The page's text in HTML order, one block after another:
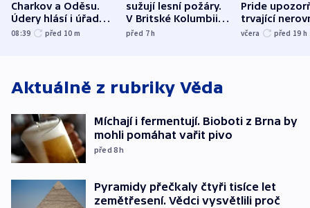
Charkov a Oděsu.
Údery hlásí i úřady v
Bělgorodu
08:39 před 10 m
sužují lesní požáry.
V Britské Kolumbii
evakuovali tisíce lidí
před 7h
Pride
trvající
včera před 19 h
Aktuálně z rubriky Věda
Míchají i fermentují. Bioboti z Brna by
mohli pomáhat vařit pivo
před 8h
Pyramidy přečkaly čtyři tisíce let
zemětřesení. Vědci vysvětlili proč